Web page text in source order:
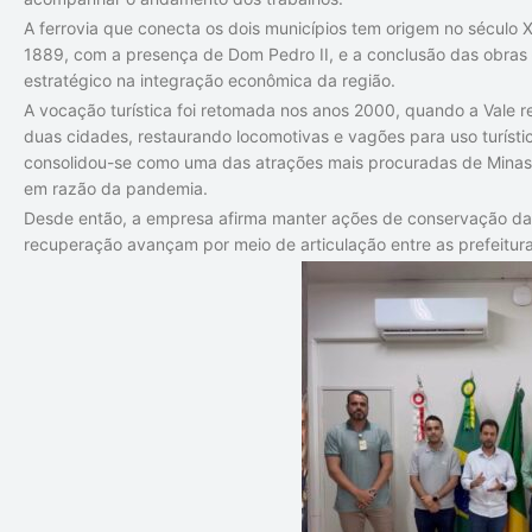
A ferrovia que conecta os dois municípios tem origem no século
1889, com a presença de Dom Pedro II, e a conclusão das
estratégico na integração econômica da região.
A vocação turística foi retomada nos anos 2000, quando a Vale
duas cidades, restaurando locomotivas e vagões para uso
consolidou-se como uma das atrações mais procuradas de
em razão da pandemia.
Desde então, a empresa afirma manter ações de conservação
recuperação avançam por meio de articulação entre as